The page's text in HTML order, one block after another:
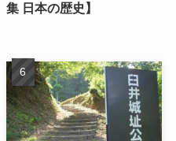
集 日本の歴史】